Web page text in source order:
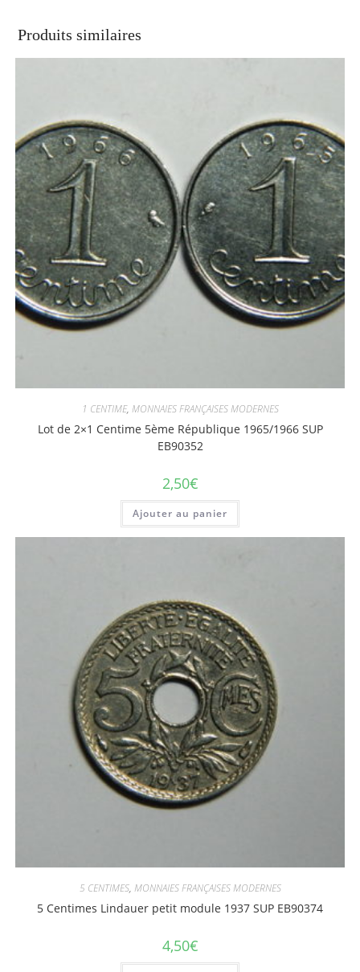
Produits similaires
1 CENTIME, MONNAIES FRANÇAISES MODERNES
Lot de 2×1 Centime 5ème République 1965/1966 SUP
EB90352
2,50€
Ajouter au panier
5 CENTIMES, MONNAIES FRANÇAISES MODERNES
5 Centimes Lindauer petit module 1937 SUP EB90374
4,50€